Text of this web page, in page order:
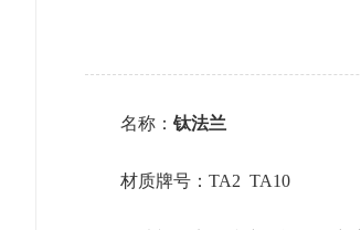
名称：钛法兰
材质牌号：TA2 TA10